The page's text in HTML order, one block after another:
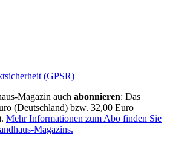
(GPSR)
Magazin auch abonnieren: Das
(Deutschland) bzw. 32,00 Euro
Mehr Informationen zum Abo finden Sie
Magazins.